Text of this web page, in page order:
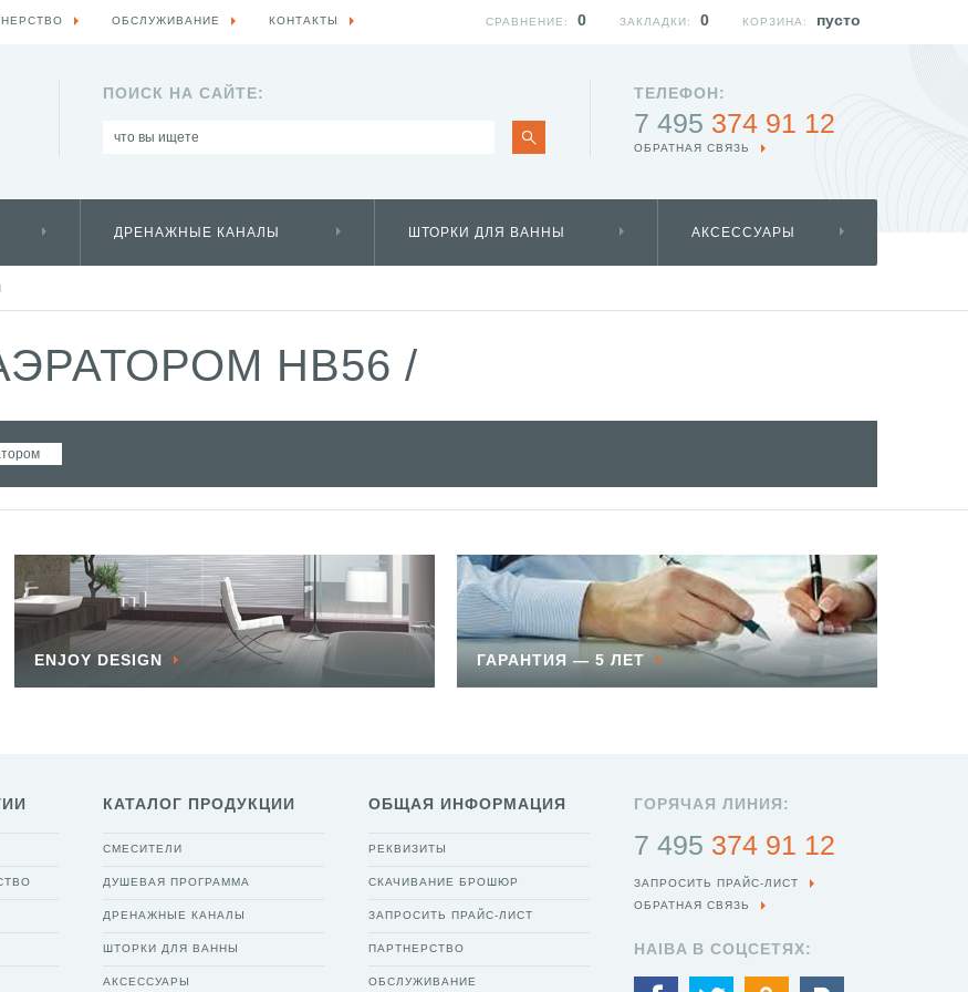
ПОИСК НА САЙТЕ: ТЕЛЕФОН:
7 495 374 91 12
ОБРАТНАЯ СВЯЗЬ
ДРЕНАЖНЫЕ КАНАЛЫ ШТОРКИ ДЛЯ ВАННЫ АКСЕССУАРЫ
HB56 /
ENJOY DESIGN ГАРАНТИЯ — 5 ЛЕТ
КАТАЛОГ ПРОДУКЦИИ
СМЕСИТЕЛИ
ДУШЕВАЯ ПРОГРАММА
ДРЕНАЖНЫЕ КАНАЛЫ
ШТОРКИ ДЛЯ ВАННЫ
АКСЕССУАРЫ
ОБЩАЯ ИНФОРМАЦИЯ
РЕКВИЗИТЫ
СКАЧИВАНИЕ БРОШЮР
ЗАПРОСИТЬ ПРАЙС-ЛИСТ
ПАРТНЕРСТВО
ОБСЛУЖИВАНИЕ
ГОРЯЧАЯ ЛИНИЯ:
7 495 374 91 12
ЗАПРОСИТЬ ПРАЙС-ЛИСТ
ОБРАТНАЯ СВЯЗЬ
HAIBA В СОЦСЕТЯХ:
ОБСЛУЖИВАНИЕ КОНТАКТЫ КОРЗИНА: пусто
ЗАКЛАДКИ: 0
СРАВНЕНИЕ: 0